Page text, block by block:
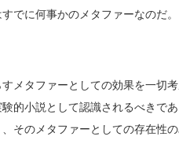
でに何事かのメタファーなのだ。
メタファーとしての効果を一切
的小説として認識されるべきで
そのメタファーとしての存在性